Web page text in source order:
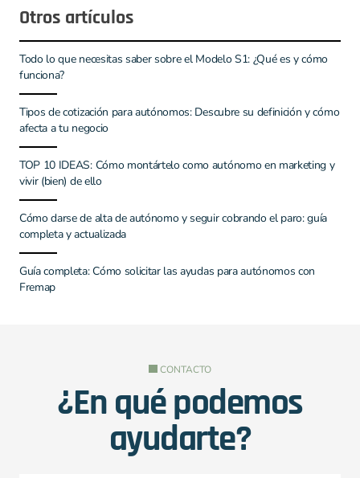
Otros artículos
Todo lo que necesitas saber sobre el Modelo S1: ¿Qué es y cómo
funciona?
Tipos de cotización para autónomos: Descubre su definición y cómo
afecta a tu negocio
TOP 10 IDEAS: Cómo montártelo como autónomo en marketing y
vivir (bien) de ello
Cómo darse de alta de autónomo y seguir cobrando el paro: guía
completa y actualizada
Guía completa: Cómo solicitar las ayudas para autónomos con
Fremap
CONTACTO
¿En qué podemos
ayudarte?